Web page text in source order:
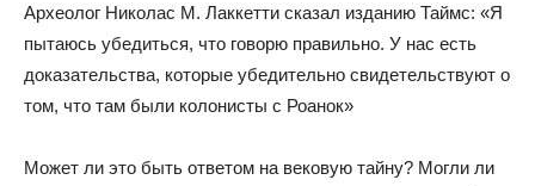
Археолог Николас М. Лаккетти сказал изданию Таймс: «Я
пытаюсь убедиться, что говорю правильно. У нас есть
доказательства, которые убедительно свидетельствуют о
том, что там были колонисты с Роанок»
Может ли это быть ответом на вековую тайну? Могли ли